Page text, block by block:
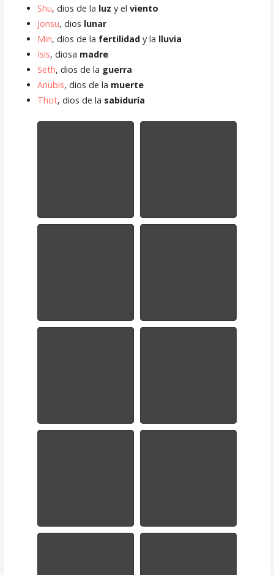
Shu, dios de la luz y el viento
Jonsu, dios lunar
Min, dios de la fertilidady la lluvia
Isis, diosa madre
Seth, dios de la guerra
Anubis, dios de la muerte
Thot, dios de la sabiduría